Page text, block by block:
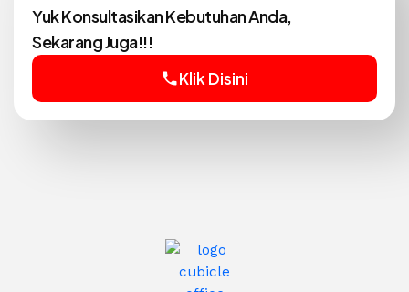
Yuk Konsultasikan Kebutuhan Anda,
Sekarang Juga!!!
phoneKlik Disini